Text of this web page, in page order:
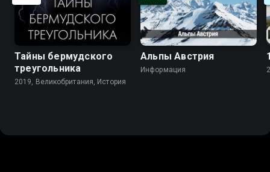
Тайны бермудского
треугольника
2019, Великобритания, История
Альпы Австрия
Информация